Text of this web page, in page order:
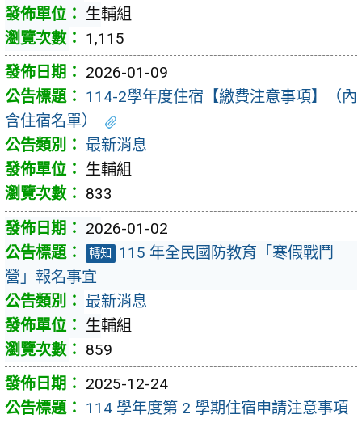
生輔組
1,115
2026-01-09
114-2學年度住宿【繳費注意事項】（內
含住宿名單）
最新消息
生輔組
833
2026-01-02
轉知
115 年全民國防教育「寒假戰鬥
營」報名事宜
最新消息
生輔組
859
2025-12-24
114 學年度第 2 學期住宿申請注意事項